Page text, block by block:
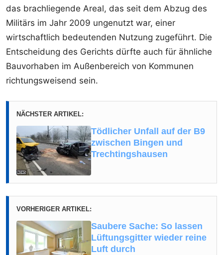
das brachliegende Areal, das seit dem Abzug des
Militärs im Jahr 2009 ungenutzt war, einer
wirtschaftlich bedeutenden Nutzung zugeführt. Die
Entscheidung des Gerichts dürfte auch für ähnliche
Bauvorhaben im Außenbereich von Kommunen
richtungsweisend sein.
NÄCHSTER ARTIKEL:
Tödlicher Unfall auf der B9
zwischen Bingen und
Trechtingshausen
VORHERIGER ARTIKEL:
Saubere Sache: So lassen
Lüftungsgitter wieder reine
Luft durch